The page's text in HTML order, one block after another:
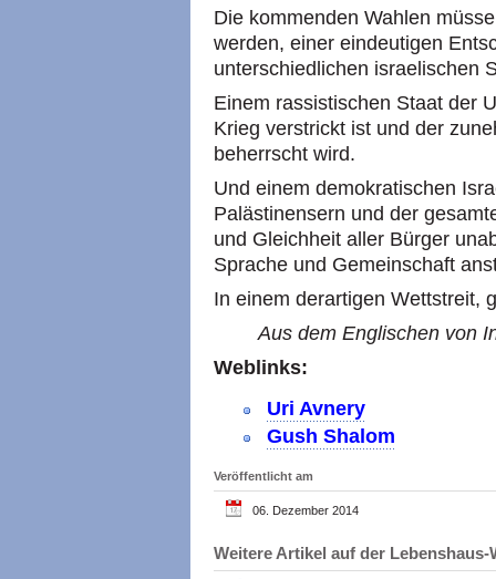
Die kommenden Wahlen
werden, einer eindeutigen
unterschiedlichen israelischen
Einem rassistischen Staat der
Krieg verstrickt ist und der
beherrscht wird.
Und einem demokratischen
Palästinensern und der
und Gleichheit aller Bürger
Sprache und Gemeinschaft
In einem derartigen Wettstreit,
Aus dem Englischen von
Weblinks:
Uri Avnery
Gush Shalom
Veröffentlicht am
06. Dezember 2014
Weitere Artikel auf der